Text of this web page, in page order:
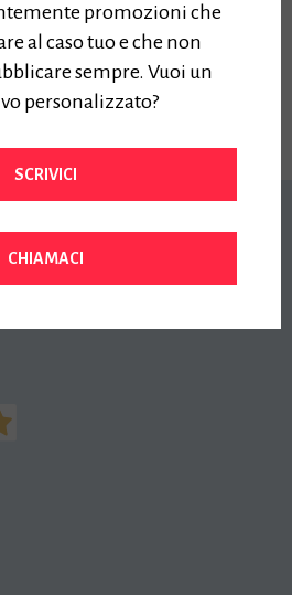
promozioni che
al caso tuo e che non
sempre. Vuoi un
personalizzato?
SCRIVICI
CHIAMACI